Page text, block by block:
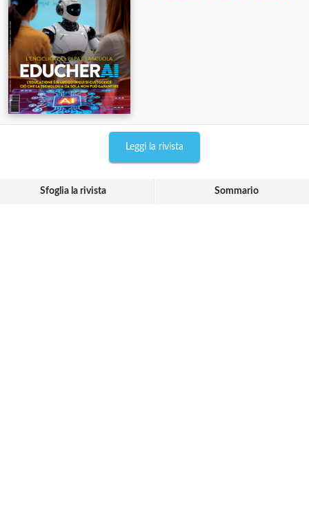
Leggi la rivista
Sfoglia la rivista Sommario